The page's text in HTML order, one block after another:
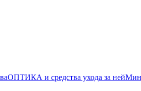
ОПТИКА и средства ухода за ней